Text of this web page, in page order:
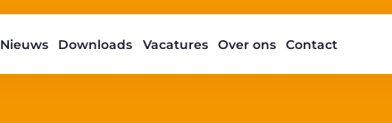
Nieuws Downloads Vacatures Over ons Contact